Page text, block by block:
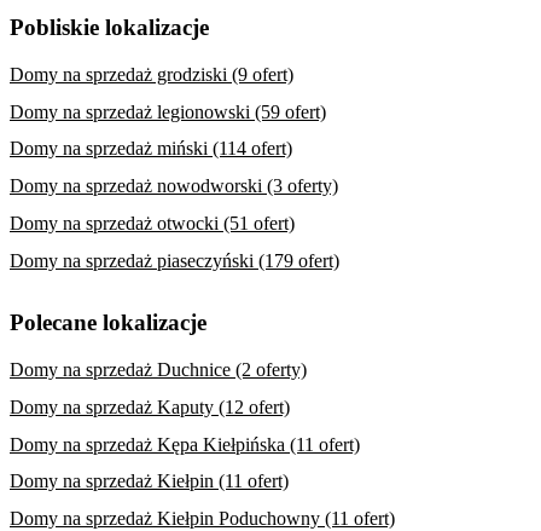
Pobliskie lokalizacje
Domy na sprzedaż grodziski (9 ofert)
Domy na sprzedaż legionowski (59 ofert)
Domy na sprzedaż miński (114 ofert)
Domy na sprzedaż nowodworski (3 oferty)
Domy na sprzedaż otwocki (51 ofert)
Domy na sprzedaż piaseczyński (179 ofert)
Polecane lokalizacje
Domy na sprzedaż Duchnice (2 oferty)
Domy na sprzedaż Kaputy (12 ofert)
Domy na sprzedaż Kępa Kiełpińska (11 ofert)
Domy na sprzedaż Kiełpin (11 ofert)
Domy na sprzedaż Kiełpin Poduchowny (11 ofert)